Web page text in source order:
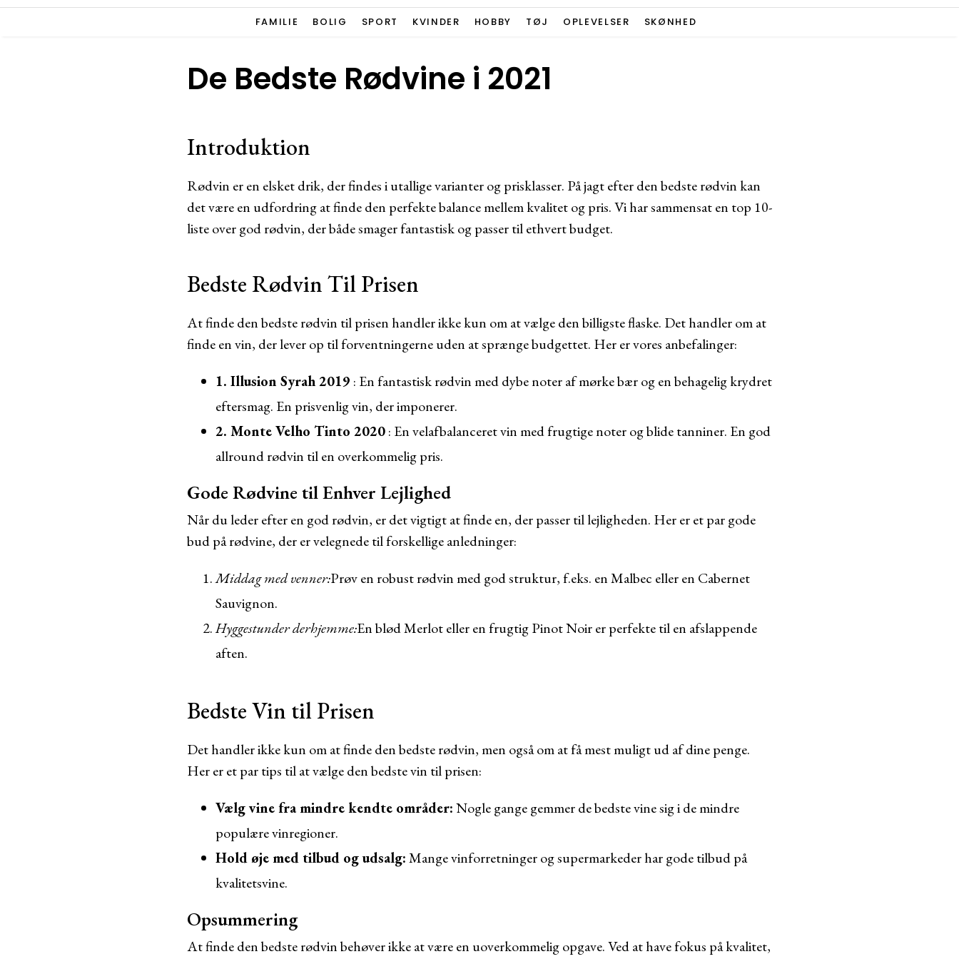
FAMILIE BOLIG SPORT KVINDER HOBBY TØJ OPLEVELSER SKØNHED
De Bedste Rødvine i 2021
Introduktion
Rødvin er en elsket drik, der findes i utallige varianter og prisklasser. På jagt efter den bedste rødvin kan
det være en udfordring at finde den perfekte balance mellem kvalitet og pris. Vi har sammensat en top 10-
liste over god rødvin, der både smager fantastisk og passer til ethvert budget.
Bedste Rødvin Til Prisen
At finde den bedste rødvin til prisen handler ikke kun om at vælge den billigste flaske. Det handler om at
finde en vin, der lever op til forventningerne uden at sprænge budgettet. Her er vores anbefalinger:
1. Illusion Syrah 2019 : En fantastisk rødvin med dybe noter af mørke bær og en behagelig krydret
eftersmag. En prisvenlig vin, der imponerer.
2. Monte Velho Tinto 2020: En velafbalanceret vin med frugtige noter og blide tanniner. En god
allround rødvin til en overkommelig pris.
Gode Rødvine til Enhver Lejlighed
Når du leder efter en god rødvin, er det vigtigt at finde en, der passer til lejligheden. Her er et par gode
bud på rødvine, der er velegnede til forskellige anledninger:
Middag med venner:Prøv en robust rødvin med god struktur, f.eks. en Malbec eller en Cabernet
Sauvignon.
Hyggestunder derhjemme:En blød Merlot eller en frugtig Pinot Noir er perfekte til en afslappende
aften.
Bedste Vin til Prisen
Det handler ikke kun om at finde den bedste rødvin, men også om at få mest muligt ud af dine penge.
Her er et par tips til at vælge den bedste vin til prisen:
Vælg vine fra mindre kendte områder:Nogle gange gemmer de bedste vine sig i de mindre
populære vinregioner.
Hold øje med tilbud og udsalg:Mange vinforretninger og supermarkeder har gode tilbud på
kvalitetsvine.
Opsummering
At finde den bedste rødvin behøver ikke at være en uoverkommelig opgave. Ved at have fokus på kvalitet,